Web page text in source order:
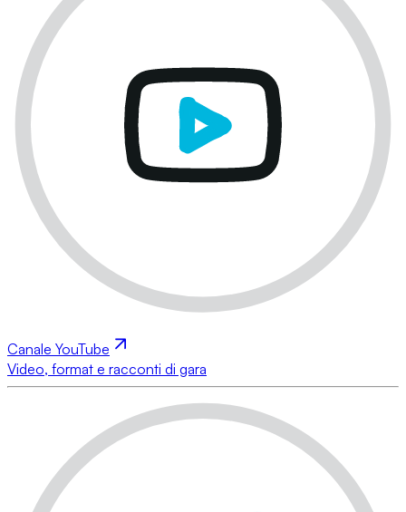
Canale YouTube
Video, format e racconti di gara